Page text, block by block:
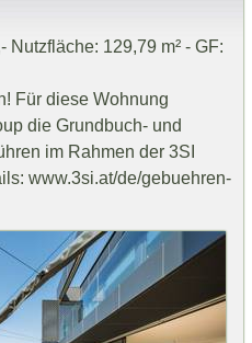
Nutzfläche: 129,79 m² - GF:
Für diese Wohnung
die Grundbuch- und
im Rahmen der 3SI
www.3si.at/de/gebuehren-